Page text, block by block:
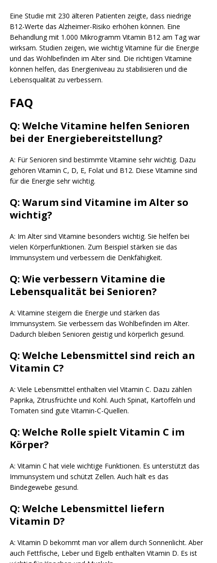
Eine Studie mit 230 älteren Patienten zeigte, dass niedrige
B12-Werte das Alzheimer-Risiko erhöhen können. Eine
Behandlung mit 1.000 Mikrogramm Vitamin B12 am Tag war
wirksam. Studien zeigen, wie wichtig Vitamine für die Energie
und das Wohlbefinden im Alter sind. Die richtigen Vitamine
können helfen, das Energieniveau zu stabilisieren und die
Lebensqualität zu verbessern.
FAQ
Q: Welche Vitamine helfen Senioren
bei der Energiebereitstellung?
A: Für Senioren sind bestimmte Vitamine sehr wichtig. Dazu
gehören Vitamin C, D, E, Folat und B12. Diese Vitamine sind
für die Energie sehr wichtig.
Q: Warum sind Vitamine im Alter so
wichtig?
A: Im Alter sind Vitamine besonders wichtig. Sie helfen bei
vielen Körperfunktionen. Zum Beispiel stärken sie das
Immunsystem und verbessern die Denkfähigkeit.
Q: Wie verbessern Vitamine die
Lebensqualität bei Senioren?
A: Vitamine steigern die Energie und stärken das
Immunsystem. Sie verbessern das Wohlbefinden im Alter.
Dadurch bleiben Senioren geistig und körperlich gesund.
Q: Welche Lebensmittel sind reich an
Vitamin C?
A: Viele Lebensmittel enthalten viel Vitamin C. Dazu zählen
Paprika, Zitrusfrüchte und Kohl. Auch Spinat, Kartoffeln und
Tomaten sind gute Vitamin-C-Quellen.
Q: Welche Rolle spielt Vitamin C im
Körper?
A: Vitamin C hat viele wichtige Funktionen. Es unterstützt das
Immunsystem und schützt Zellen. Auch hält es das
Bindegewebe gesund.
Q: Welche Lebensmittel liefern
Vitamin D?
A: Vitamin D bekommt man vor allem durch Sonnenlicht. Aber
auch Fettfische, Leber und Eigelb enthalten Vitamin D. Es ist